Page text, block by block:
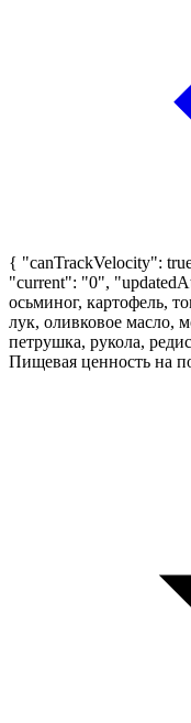
{ "canTrackVelocity":
"current": "0",
осьминог, картофель,
лук, оливковое масло,
петрушка, рукола,
Пищевая ценность на